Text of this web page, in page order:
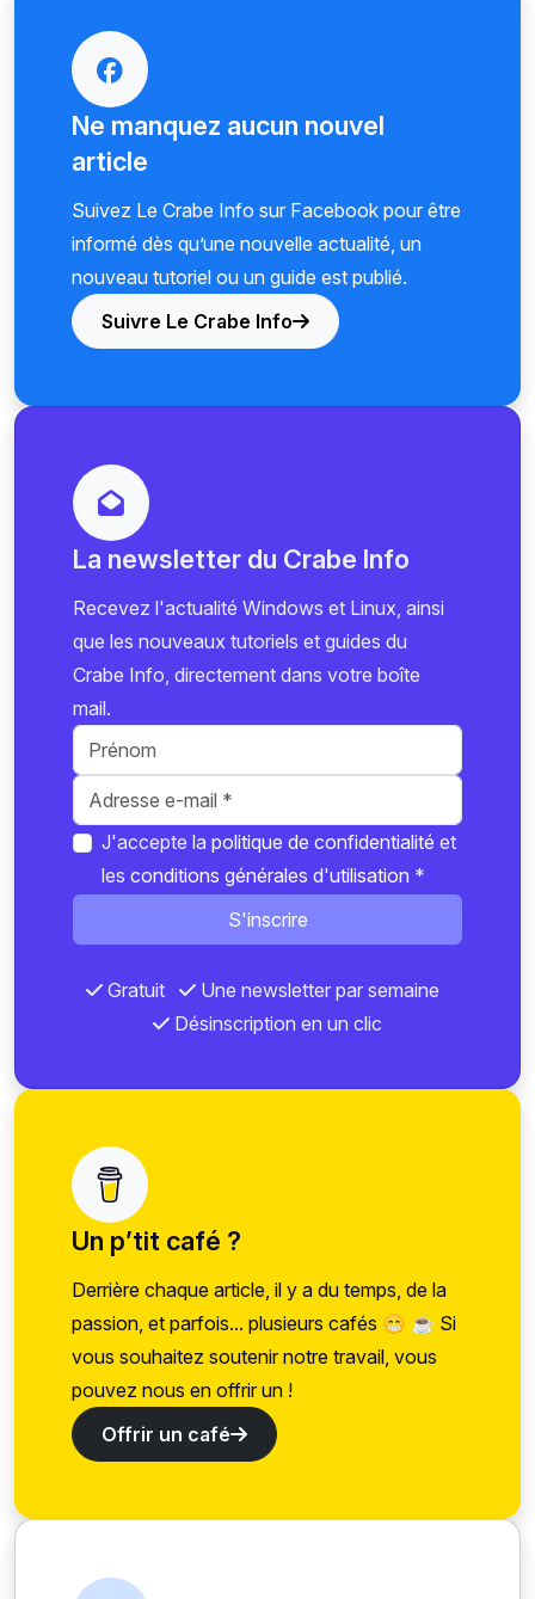
Ne manquez aucun nouvel
article
Suivez Le Crabe Info sur Facebook pour être
informé dès qu’une nouvelle actualité, un
nouveau tutoriel ou un guide est publié.
Suivre Le Crabe Info
La newsletter du Crabe Info
Recevez l'actualité Windows et Linux, ainsi
que les nouveaux tutoriels et guides du
Crabe Info, directement dans votre boîte
mail.
J'accepte la politique de confidentialité et
les conditions générales d'utilisation *
S'inscrire
Gratuit
Une newsletter par semaine
Désinscription en un clic
Un p’tit café ?
Derrière chaque article, il y a du temps, de la
passion, et parfois... plusieurs cafés 😁 ☕ Si
vous souhaitez soutenir notre travail, vous
pouvez nous en offrir un !
Offrir un café